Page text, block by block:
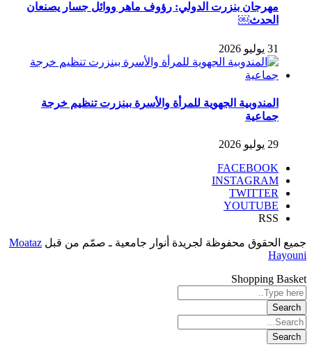
مهرجان بنزرت الدولي: رؤوف ماهر ووائل جسار يصنعان
الحدث￼
31 يوليو 2026
المندوبية الجهوية للمرأة والأسرة ببنزرت تنظيم خرجة
جماعية
29 يوليو 2026
FACEBOOK
INSTAGRAM
TWITTER
YOUTUBE
RSS
جميع الحقوق محفوظة لجريدة أنوار جامعية ـ صمّم من قبل Moataz
Hayouni
Shopping Basket